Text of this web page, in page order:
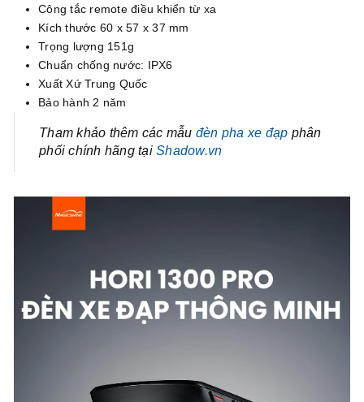
Công tắc remote điều khiển từ xa
Kích thước 60 x 57 x 37 mm
Trọng lượng 151g
Chuẩn chống nước: IPX6
Xuất Xứ Trung Quốc
Bảo hành 2 năm
Tham khảo thêm các mẫu đèn pha xe đạp phân
phối chính hãng tại Shadow.vn